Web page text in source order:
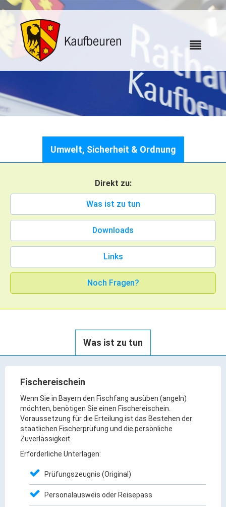
Bürgerservice
Wo erledige ich was
Rathaus Digital
Bauflächen & Förderung
Kontakt
Wetter & Unwetter
Internet Portale
Oberbürgermeister
Bürgermeister / Bürgermeisterin
Stadtrat & Sitzungen
Beauftragte des Stadtrats
Abteilungen & Sachgebiete
Ortsrecht & Bekanntmachungen
Bauleitplanung & Stadtentwicklung
Stellenangebote
Haushaltsplan
Umwelt, Sicherheit & Ordnung
Direkt zu:
Was ist zu tun
Downloads
Links
Noch Fragen?
Was ist zu tun
Fischereischein
Wenn Sie in Bayern den Fischfang ausüben (angeln)
möchten, benötigen Sie einen Fischereischein.
Voraussetzung für die Erteilung ist das Bestehen der
staatlichen Fischerprüfung und die persönliche
Zuverlässigkeit.
Erforderliche Unterlagen:
Prüfungszeugnis (Original)
Personalausweis oder Reisepass